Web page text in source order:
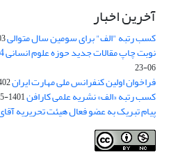
آخرین اخبار
کسب رتبه "الف" برای سومین سال متوالی
نوبت چاپ مقالات جدید حوزه علوم انسانی 1404و به بعد خواهد بود
06-23
فراخوان اولین کنفرانس ملی مهارت ایران28
کسب رتبه «الف» نشریه علمی کارافن1401-05-06
پیام تبریک به عضو فعال هیئت تحریریه